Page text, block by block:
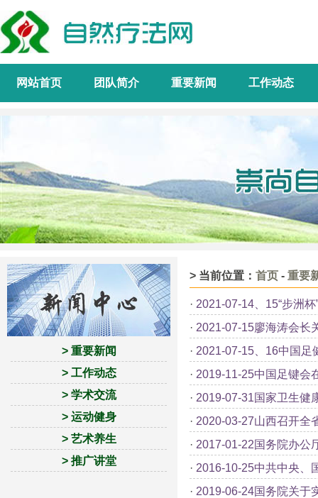
网站首页 团队简介 重要新闻 工作动态
> 重要新闻
> 工作动态
> 学术交流
> 运动健身
> 艺术养生
> 推广讲堂
> 当前位置： 首页 - 重要
· 2021-07-14、15“步洲
· 2021-07-15廖海涛会长
· 2021-07-15、16中国足
· 2019-11-25中国足键会
· 2019-07-31国家卫生健
· 2020-03-27山西召开全
· 2017-01-22国务院办公
· 2016-10-25中共中央、
· 2019-06-24国务院关于